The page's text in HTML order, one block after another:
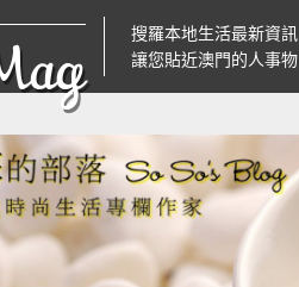
搜羅本地生活最新資訊
讓您貼近澳門的人事物